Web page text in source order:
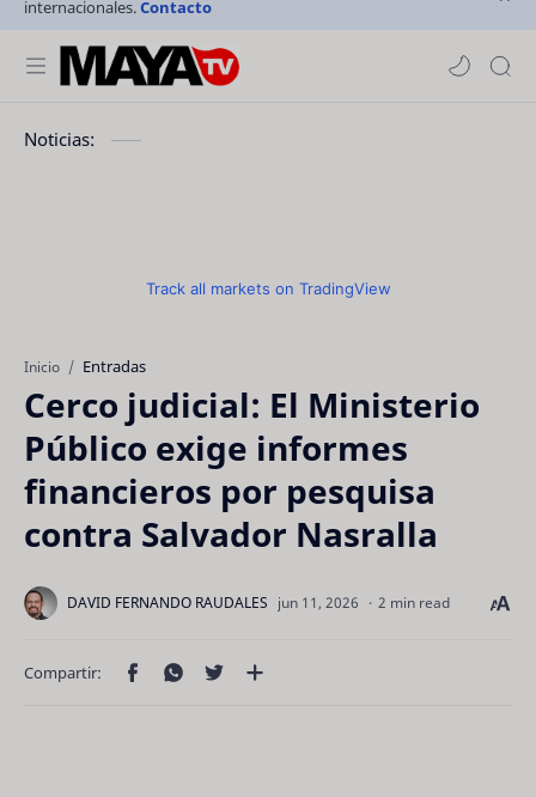
internacionales.Contacto
Noticias:
Track all markets on TradingView
Inicio Entradas
Cerco judicial: El Ministerio
Público exige informes
financieros por pesquisa
contra Salvador Nasralla
2 min read